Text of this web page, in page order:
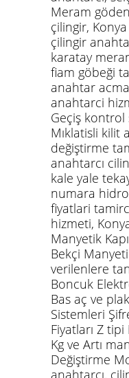
Meram
çilingir,
çilingir
karatay
fiam göbeği
anahtar
anahtarci
Geçiş
Mıklatisli kilit
değiştirme
anahtarcı
kale yale
numara
fiyatlari
hizmeti,
Manyetik
Bekçi
verilenlere
Boncuk
Bas aç ve
Sistemleri
Fiyatları Z
Kg ve Artı
Değiştirme